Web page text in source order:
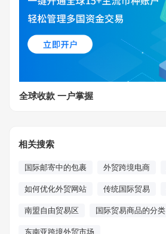
全球收款 一户掌握
相关搜索
国际邮寄中的包裹 外贸跨境电商
如何优化外贸网站 传统国际贸易
南盟自由贸易区 国际贸易商品的分类
东南亚跨境外贸市场